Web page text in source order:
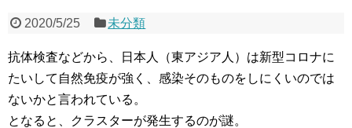
2020/5/25 未分類
抗体検査などから、日本人（東アジア人）は新型コロナに
たいして自然免疫が強く、感染そのものをしにくいのでは
ないかと言われている。
となると、クラスターが発生するのが謎。